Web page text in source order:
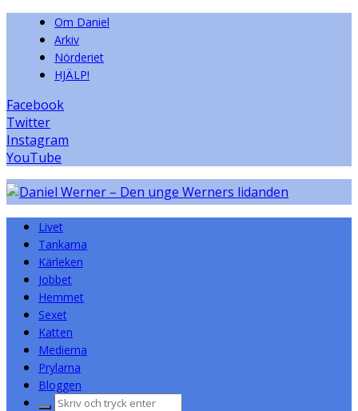
Om Daniel
Arkiv
Nörderiet
HJÄLP!
Facebook
Twitter
Instagram
YouTube
Livet
Tankarna
Kärleken
Jobbet
Hemmet
Sexet
Katten
Medierna
Prylarna
Bloggen
Sök